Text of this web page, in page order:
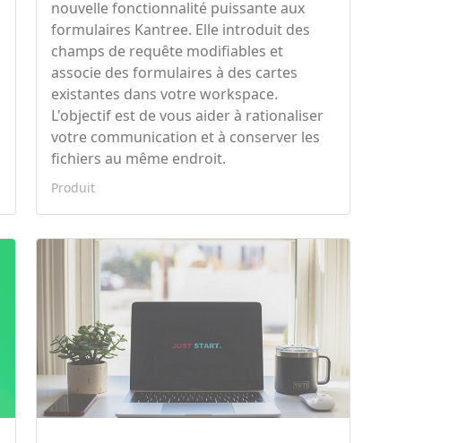
nouvelle fonctionnalité puissante aux
formulaires Kantree. Elle introduit des
champs de requête modifiables et
associe des formulaires à des cartes
existantes dans votre workspace.
L'objectif est de vous aider à rationaliser
votre communication et à conserver les
fichiers au même endroit.
Produit